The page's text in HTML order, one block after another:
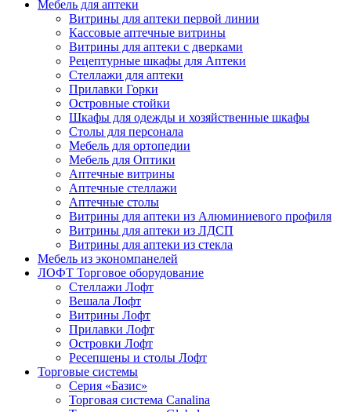
Мебель для аптеки
Витрины для аптеки первой линии
Кассовые аптечные витрины
Витрины для аптеки с дверками
Рецептурные шкафы для Аптеки
Стеллажи для аптеки
Прилавки Горки
Островные стойки
Шкафы для одежды и хозяйственные шкафы
Столы для персонала
Мебель для ортопедии
Мебель для Оптики
Аптечные витрины
Аптечные стеллажи
Аптечные столы
Витрины для аптеки из Алюминиевого профиля
Витрины для аптеки из ЛДСП
Витрины для аптеки из стекла
Мебель из экономпанелей
ЛОФТ Торговое оборудование
Стеллажи Лофт
Вешала Лофт
Витрины Лофт
Прилавки Лофт
Островки Лофт
Ресепшены и столы Лофт
Торговые системы
Серия «Базис»
Торговая система Canalina